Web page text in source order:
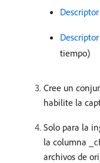
tiempo)
Cree un
habilite la
Solo para la
la columna
archivos de